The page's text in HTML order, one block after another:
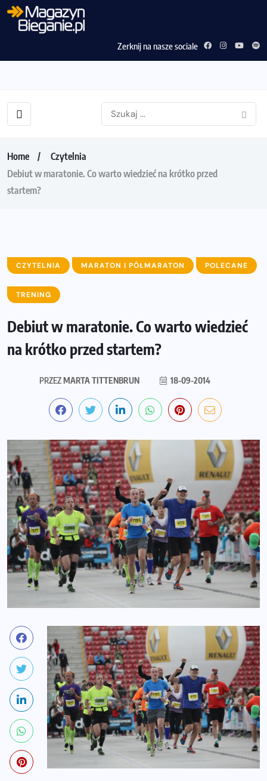
Zerknij na nasze sociale
Home
Czytelnia
Debiut w maratonie. Co warto wiedzieć na krótko przed
startem?
CZYTELNIA MARATON I PÓŁMARATON POLECANE
TRENING
Debiut w maratonie. Co warto wiedzieć
na krótko przed startem?
PRZEZMARTA TITTENBRUN 18-09-2014